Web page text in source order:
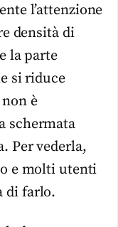
l’attenzione
densità di
la parte
si riduce
è
schermata
Per vederla,
e molti utenti
di farlo.